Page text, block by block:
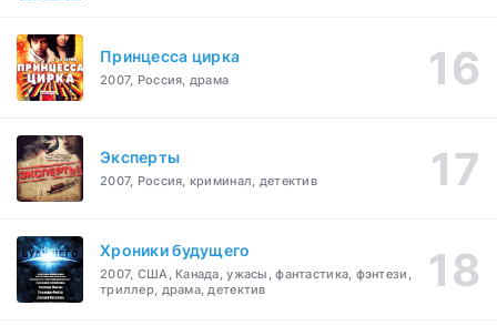
Принцесса цирка
2007, Россия, драма
Эксперты
2007, Россия, криминал, детектив
Хроники будущего
2007, США, Канада, ужасы, фантастика, фэнтези,
триллер, драма, детектив